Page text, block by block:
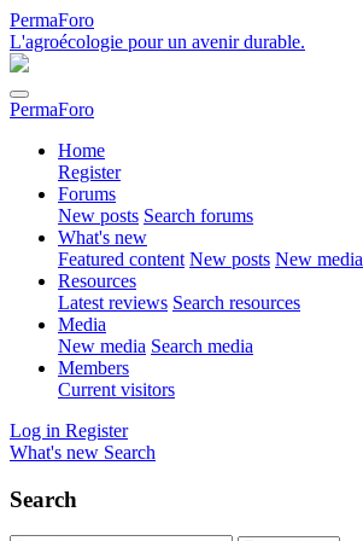
PermaForo
L'agroécologie pour un avenir durable.
PermaForo
Home
Register
Forums
New posts Search forums
What's new
Featured content New posts New media
Resources
Latest reviews Search resources
Media
New media Search media
Members
Current visitors
Log in Register
What's new Search
Search